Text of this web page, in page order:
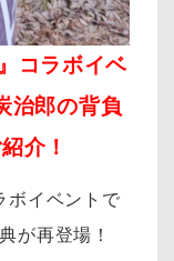
コラボイベ
治郎の背負
介！
ボイベントで
が再登場！